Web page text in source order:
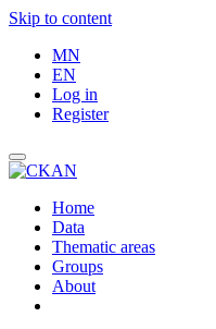
Skip to content
MN
EN
Log in
Register
Home
Data
Thematic areas
Groups
About